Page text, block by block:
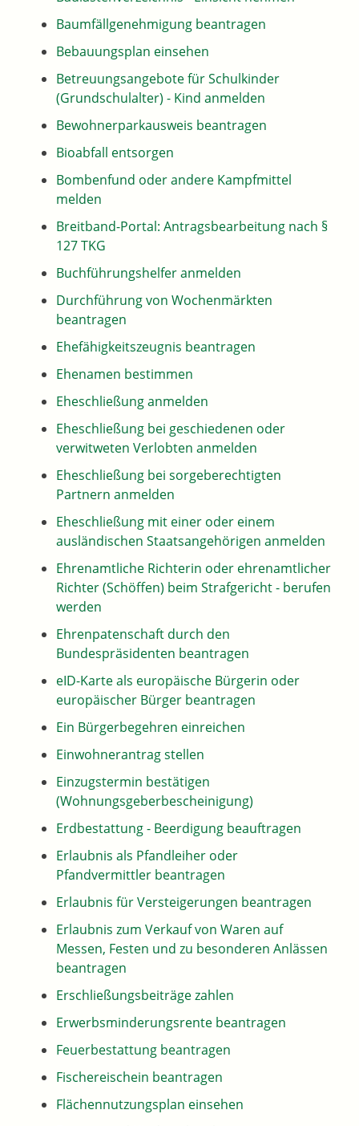
Baumfällgenehmigung beantragen
Bebauungsplan einsehen
Betreuungsangebote für Schulkinder
(Grundschulalter) - Kind anmelden
Bewohnerparkausweis beantragen
Bioabfall entsorgen
Bombenfund oder andere Kampfmittel
melden
Breitband-Portal: Antragsbearbeitung nach §
127 TKG
Buchführungshelfer anmelden
Durchführung von Wochenmärkten
beantragen
Ehefähigkeitszeugnis beantragen
Ehenamen bestimmen
Eheschließung anmelden
Eheschließung bei geschiedenen oder
verwitweten Verlobten anmelden
Eheschließung bei sorgeberechtigten
Partnern anmelden
Eheschließung mit einer oder einem
ausländischen Staatsangehörigen anmelden
Ehrenamtliche Richterin oder ehrenamtlicher
Richter (Schöffen) beim Strafgericht - berufen
werden
Ehrenpatenschaft durch den
Bundespräsidenten beantragen
eID-Karte als europäische Bürgerin oder
europäischer Bürger beantragen
Ein Bürgerbegehren einreichen
Einwohnerantrag stellen
Einzugstermin bestätigen
(Wohnungsgeberbescheinigung)
Erdbestattung - Beerdigung beauftragen
Erlaubnis als Pfandleiher oder
Pfandvermittler beantragen
Erlaubnis für Versteigerungen beantragen
Erlaubnis zum Verkauf von Waren auf
Messen, Festen und zu besonderen Anlässen
beantragen
Erschließungsbeiträge zahlen
Erwerbsminderungsrente beantragen
Feuerbestattung beantragen
Fischereischein beantragen
Flächennutzungsplan einsehen